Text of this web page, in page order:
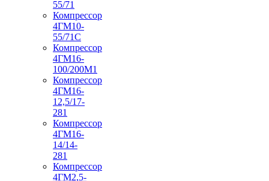
55/71
Компрессор
4ГМ10-
55/71С
Компрессор
4ГМ16-
100/200М1
Компрессор
4ГМ16-
12,5/17-
281
Компрессор
4ГМ16-
14/14-
281
Компрессор
4ГМ2,5-